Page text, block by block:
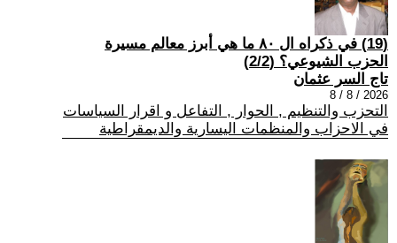
(19) في ذكراه ال ٨٠ ما هي أبرز معالم مسيرة
الحزب الشيوعي؟ (2/2)
تاج السر عثمان
2026 / 8 / 8
التحزب والتنظيم , الحوار , التفاعل و اقرار السياسات
في الاحزاب والمنظمات اليسارية والديمقراطية